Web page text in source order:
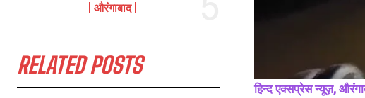
औरंगाबाद
RELATED POSTS
हिन्द एक्सप्रेस न्यूज़,